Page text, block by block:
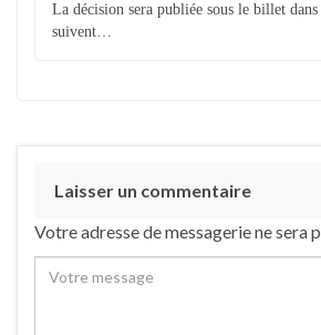
La décision sera publiée sous le billet
suivent…
Laisser un commentaire
Votre adresse de messagerie ne sera